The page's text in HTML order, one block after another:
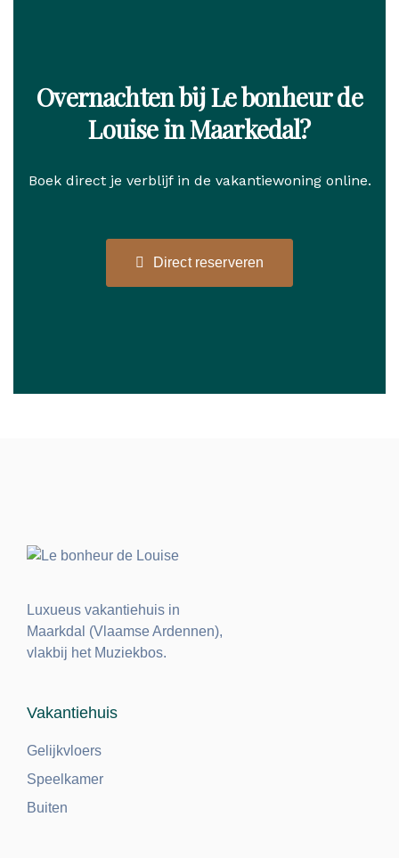
Overnachten bij Le bonheur de
Louise in Maarkedal?
Boek direct je verblijf in de vakantiewoning online.
Direct reserveren
Luxueus vakantiehuis in
Maarkdal (Vlaamse Ardennen),
vlakbij het Muziekbos.
Vakantiehuis
Gelijkvloers
Speelkamer
Buiten